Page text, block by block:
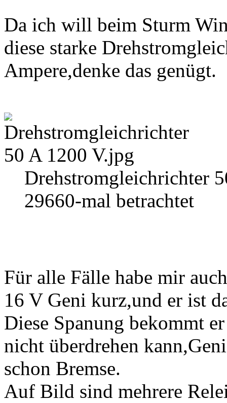
Da ich will beim Sturm
diese starke
Ampere,denke das genügt.
Drehstromgleichrichter
29660-mal betrachtet
Für alle Fälle habe mir
16 V Geni kurz,und er ist
Diese Spanung bekommt
nicht überdrehen
schon Bremse.
Auf Bild sind mehrere